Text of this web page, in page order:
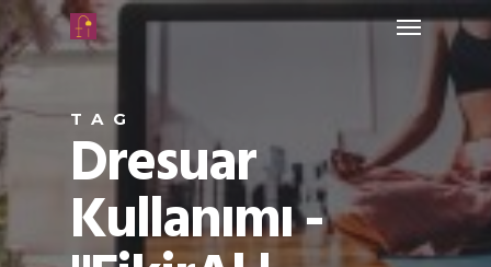
TAG
Dresuar
Kullanımı -